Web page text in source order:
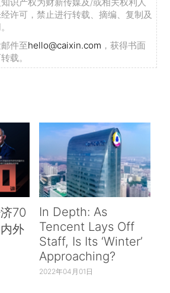
识产权为财新传媒及/或相关权利人
许可，禁止进行转载、摘编、复制及
件至hello@caixin.com ，获得书面
载。
70
外
In Depth: As
Tencent Lays Off
Staff, Is Its ‘Winter’
Approaching?
2022年04月01日